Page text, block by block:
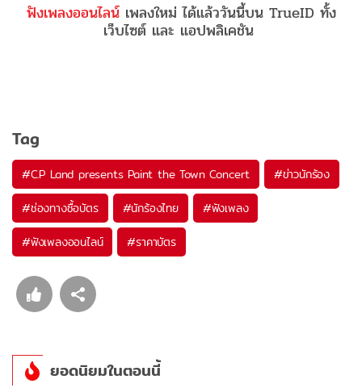
ฟังเพลงออนไลน์เพลงใหม่ ได้แล้ววันนี้บน TrueID ทั้ง
เว็บไซต์ และ แอปพลิเคชัน
Tag
#C.P Land presents Paint the Town Concert #ข่าวนักร้อง
#ช่องทางซื้อบัตร #นักร้องไทย #ฟังเพลง
#ฟังเพลงออนไลน์ #ราคาบัตร
ยอดนิยมในตอนนี้